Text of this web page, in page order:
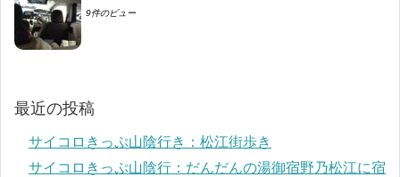
9件のビュー
最近の投稿
サイコロきっぷ山陰行き：松江街歩き
サイコロきっぷ山陰行：だんだんの湯御宿野乃松江に宿